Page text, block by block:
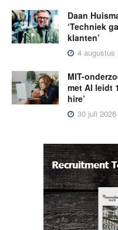
Daan
‘Techniek
klanten’
4 augustus
MIT-
met AI leidt
hire’
30 juli 2026